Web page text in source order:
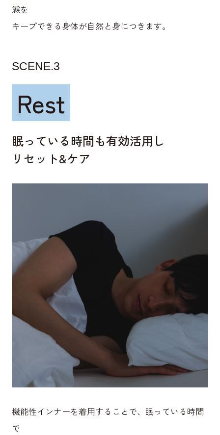
態を
キープできる身体が自然と身につきます。
SCENE.3
Rest
眠っている時間も有効活用し
リセット&ケア
機能性インナーを着用することで、眠っている時間
で